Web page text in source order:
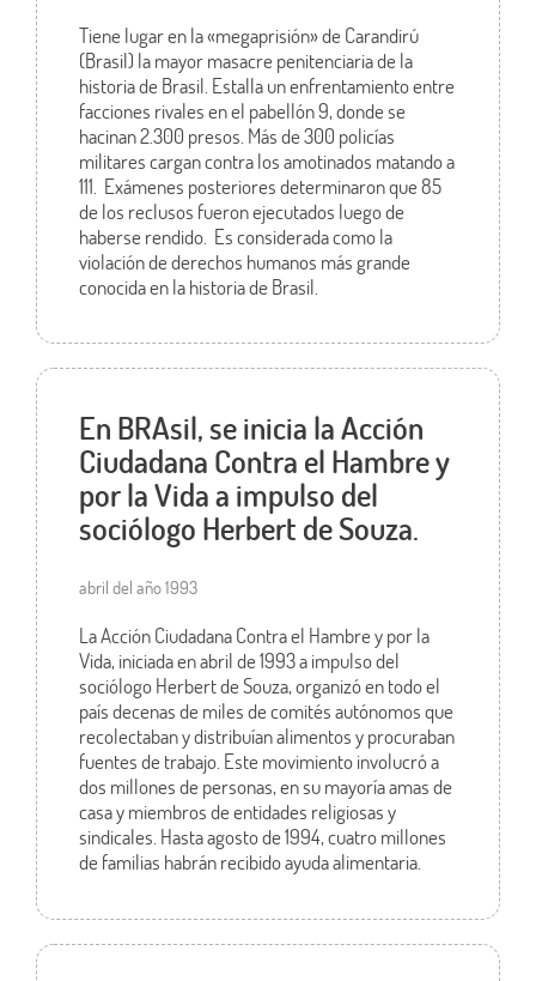
Tiene lugar en la «megaprisión» de Carandirú
(Brasil) la mayor masacre penitenciaria de la
historia de Brasil. Estalla un enfrentamiento entre
facciones rivales en el pabellón 9, donde se
hacinan 2.300 presos. Más de 300 policías
militares cargan contra los amotinados matando a
111. Exámenes posteriores determinaron que 85
de los reclusos fueron ejecutados luego de
haberse rendido. Es considerada como la
violación de derechos humanos más grande
conocida en la historia de Brasil.
En BRAsil, se inicia la Acción
Ciudadana Contra el Hambre y
por la Vida a impulso del
sociólogo Herbert de Souza.
abril del año 1993
La Acción Ciudadana Contra el Hambre y por la
Vida, iniciada en abril de 1993 a impulso del
sociólogo Herbert de Souza, organizó en todo el
país decenas de miles de comités autónomos que
recolectaban y distribuían alimentos y procuraban
fuentes de trabajo. Este movimiento involucró a
dos millones de personas, en su mayoría amas de
casa y miembros de entidades religiosas y
sindicales. Hasta agosto de 1994, cuatro millones
de familias habrán recibido ayuda alimentaria.